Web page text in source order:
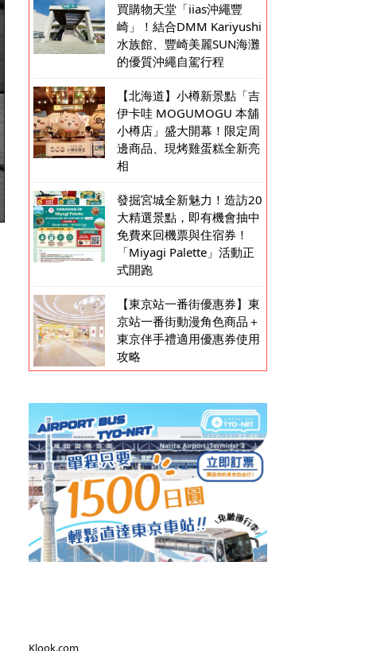
買購物天堂「iias沖繩豐
崎」！結合DMM Kariyushi
水族館、豐崎美麗SUN海灘
的優質沖繩自駕行程
【北海道】小樽新景點「吉
伊卡哇 MOGUMOGU 本舖
小樽店」盛大開幕！限定周
邊商品、現烤雞蛋糕全新亮
相
發掘宮城全新魅力！造訪20
大精選景點，即有機會抽中
免費來回機票與住宿券！
「Miyagi Palette」活動正
式開跑
【東京站一番街優惠券】東
京站一番街動漫角色商品＋
東京伴手禮適用優惠券使用
攻略
Klook.com